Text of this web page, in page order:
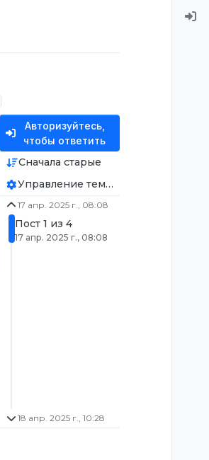
Авторизуйтесь,
чтобы ответить
Сначала старые
Управление темой
17 апр. 2025 г., 08:08
Пост 1 из 4
17 апр. 2025 г., 08:08
18 апр. 2025 г., 10:28